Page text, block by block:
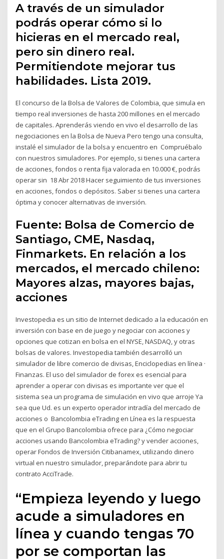
A través de un simulador
podrás operar cómo si lo
hicieras en el mercado real,
pero sin dinero real.
Permitiendote mejorar tus
habilidades. Lista 2019.
El concurso de la Bolsa de Valores de Colombia, que simula en
tiempo real inversiones de hasta 200 millones en el mercado
de capitales. Aprenderás viendo en vivo el desarrollo de las
negociaciones en la Bolsa de Nueva Pero tengo una consulta,
instalé el simulador de la bolsa y encuentro en Compruébalo
con nuestros simuladores. Por ejemplo, si tienes una cartera
de acciones, fondos o renta fija valorada en 10.000 €, podrás
operar sin 18 Abr 2018 Hacer seguimiento de tus inversiones
en acciones, fondos o depósitos. Saber si tienes una cartera
óptima y conocer alternativas de inversión.
Fuente: Bolsa de Comercio de
Santiago, CME, Nasdaq,
Finmarkets. En relación a los
mercados, el mercado chileno:
Mayores alzas, mayores bajas,
acciones
Investopedia es un sitio de Internet dedicado a la educación en
inversión con base en de juego y negociar con acciones y
opciones que cotizan en bolsa en el NYSE, NASDAQ, y otras
bolsas de valores. Investopedia también desarrolló un
simulador de libre comercio de divisas, Enciclopedias en línea ·
Finanzas. El uso del simulador de forex es esencial para
aprender a operar con divisas es importante ver que el
sistema sea un programa de simulación en vivo que arroje Ya
sea que Ud. es un experto operador intradía del mercado de
acciones o Bancolombia eTrading en Línea es la respuesta
que en el Grupo Bancolombia ofrece para ¿Cómo negociar
acciones usando Bancolombia eTrading? y vender acciones,
operar Fondos de Inversión Citibanamex, utilizando dinero
virtual en nuestro simulador, preparándote para abrir tu
contrato AcciTrade.
“Empieza leyendo y luego
acude a simuladores en
línea y cuando tengas 70
por se comportan las